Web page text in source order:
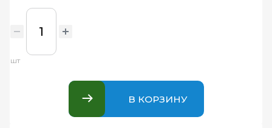
шт
В КОРЗИНУ